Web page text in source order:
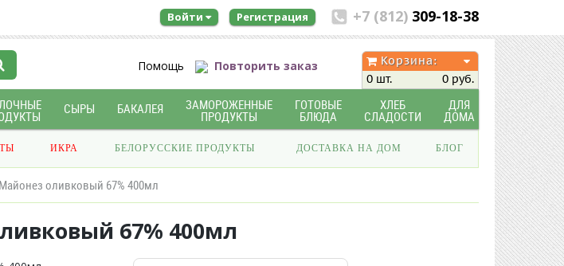
+7 (812) 309-18-38
Войти Регистрация
Помощь Повторить заказ
Корзина:
0 шт.
0 руб.
СЫРЫ БАКАЛЕЯ ЗАМОРОЖЕННЫЕ
ПРОДУКТЫ
ГОТОВЫЕ
БЛЮДА
ХЛЕБ
СЛАДОСТИ
ДЛЯ
ДОМА
ИКРА БЕЛОРУССКИЕ ПРОДУКТЫ ДОСТАВКА НА ДОМ БЛОГ
оливковый 67% 400мл
67% 400мл